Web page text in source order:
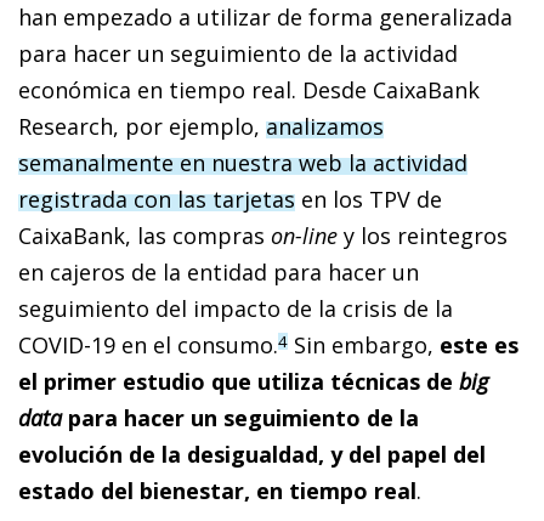
han empezado a utilizar de forma generalizada
para hacer un seguimiento de la actividad
económica en tiempo real. Desde CaixaBank
Research, por ejemplo, analizamos
semanalmente en nuestra web la actividad
registrada con las tarjetas en los TPV de
CaixaBank, las compras on-line y los reintegros
en cajeros de la entidad para hacer un
seguimiento del impacto de la crisis de la
COVID-19 en el consumo.4 Sin embargo, este es
el primer estudio que utiliza técnicas de big
datapara hacer un seguimiento de la
evolución de la desigualdad, y del papel del
estado del bienestar, en tiempo real.